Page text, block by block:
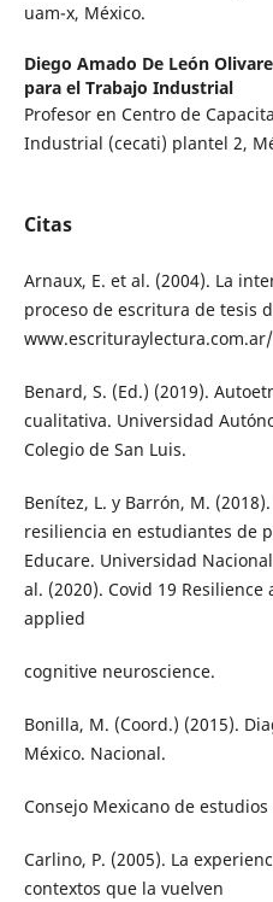
uam-x, México.
Diego Amado De León
para el Trabajo Industrial
Profesor en Centro de
Industrial (cecati) plantel 2,
Citas
Arnaux, E. et al. (2004). La
proceso de escritura de tesis
Benard, S. (Ed.) (2019).
cualitativa. Universidad
Colegio de San Luis.
Benítez, L. y Barrón, M.
resiliencia en estudiantes de
Educare. Universidad
al. (2020). Covid 19
applied
cognitive neuroscience.
Bonilla, M. (Coord.) (2015).
México. Nacional.
Consejo Mexicano de
Carlino, P. (2005). La
contextos que la vuelven